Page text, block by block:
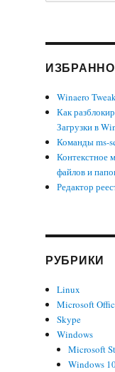
для Windows
Winaero
Как
Загрузки в
Команды ms-
Контекстное
файлов и
Редактор
РУБРИКИ
Linux
Microsoft
Skype
Windows
Microsoft
Windows